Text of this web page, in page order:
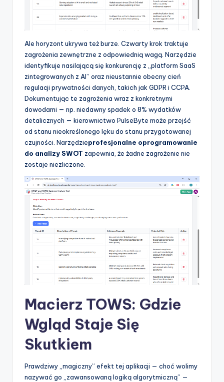
Ale horyzont ukrywa też burze. Czwarty krok traktuje
zagrożenia zewnętrzne z odpowiednią wagą. Narzędzie
identyfikuje nasilającą się konkurencję z „platform SaaS
zintegrowanych z AI” oraz nieustannie obecny cień
regulacji prywatności danych, takich jak GDPR i CCPA.
Dokumentując te zagrożenia wraz z konkretnymi
dowodami — np. niedawny spadek o 8% wydatków
detalicznych — kierownictwo PulseByte może przejść
od stanu nieokreślonego lęku do stanu przygotowanej
czujności. Narzędzieprofesjonalne oprogramowanie
do analizy SWOT zapewnia, że żadne zagrożenie nie
zostaje niezliczone.
Macierz TOWS: Gdzie
Wgląd Staje Się
Skutkiem
Prawdziwy „magiczny” efekt tej aplikacji — choć wolimy
nazywać go „zawansowaną logiką algorytmiczną” —